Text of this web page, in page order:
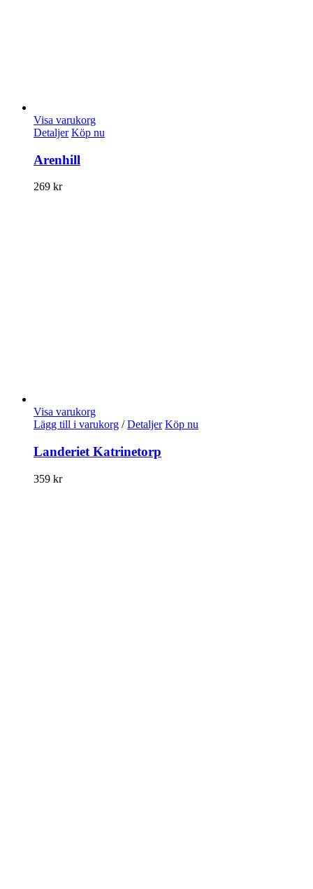
Visa varukorg
Detaljer Köp nu
Arenhill
269 kr
Visa varukorg
Lägg till i varukorg / Detaljer Köp nu
Landeriet Katrinetorp
359 kr